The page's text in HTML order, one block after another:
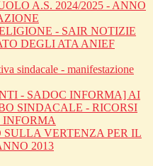
A.S. 2024/2025 - ANNO
- SAIR NOTIZIE
DEGLI ATA ANIEF
sindacale - manifestazione
- SADOC INFORMA] AI
SINDACALE - RICORSI
VERTENZA PER IL
2013